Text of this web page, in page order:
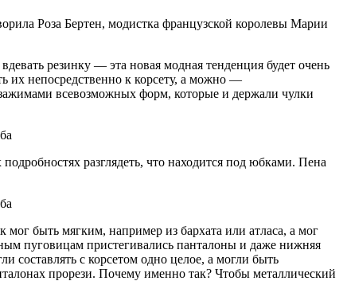
Роза Бертен, модистка французской королевы Марии
резинку — эта новая модная тенденция будет очень
их непосредственно к корсету, а можно —
всевозможных форм, которые и держали чулки
разглядеть, что находится под юбками. Пена
быть мягким, например из бархата или атласа, а мог
пуговицам пристегивались панталоны и даже нижняя
составлять с корсетом одно целое, а могли быть
прорези. Почему именно так? Чтобы металлический